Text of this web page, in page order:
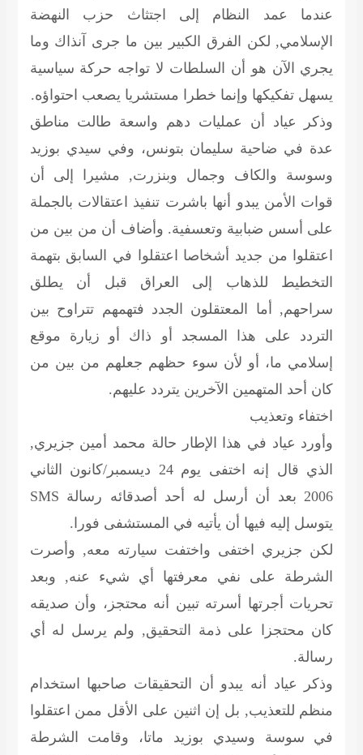
عندما عمد النظام إلى اجتثاث حزب النهضة
الإسلامي, لكن الفرق الكبير بين ما جرى آنذاك وما
يجري الآن هو أن السلطات لا تواجه حركة سياسية
يسهل تفكيكها وإنما خطرا مستشريا يصعب احتواؤه.
وذكر عياد أن عمليات دهم واسعة طالت مناطق
عدة في ضاحية سليمان بتونس، وفي سيدي بوزيد
وسوسة والكاف وجمال وبنزرت, مشيرا إلى أن
قوات الأمن يبدو أنها باشرت تنفيذ اعتقالات بالجملة
على أسس ضبابية وتعسفية. وأضاف أن من بين من
اعتقلوا من جديد أشخاصا اعتقلوا في السابق بتهمة
التخطيط للذهاب إلى العراق قبل أن يطلق
سراحهم, أما المعتقلون الجدد فتهمهم تتراوح بين
التردد على هذا المسجد أو ذاك أو زيارة موقع
إسلامي ما، أو لأن سوء حظهم جعلهم من بين من
كان أحد المتهمين الآخرين يتردد عليهم.
اختفاء وتعذيب
وأورد عياد في هذا الإطار حالة محمد أمين جزيري,
الذي قال إنه اختفى يوم 24 ديسمبر/كانون الثاني
2006 بعد أن أرسل له أحد أصدقائه رسالة SMS
يتوسل إليه فيها أن يأتيه في المستشفى فورا.
لكن جزيري اختفى واختفت سيارته معه, وأصرت
الشرطة على نفي معرفتها أي شيء عنه, وبعد
تحريات أجرتها أسرته تبين أنه محتجز، وأن صديقه
كان محتجزا على ذمة التحقيق, ولم يرسل له أي
رسالة.
وذكر عياد أنه يبدو أن التحقيقات صاحبها استخدام
منظم للتعذيب, بل إن اثنين على الأقل ممن اعتقلوا
في سوسة وسيدي بوزيد ماتا، وقامت الشرطة